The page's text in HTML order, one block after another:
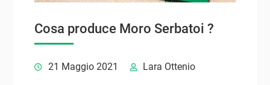
Cosa produce Moro Serbatoi ?
21 Maggio 2021 Lara Ottenio